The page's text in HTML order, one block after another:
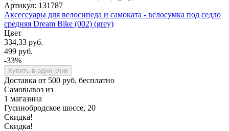
Артикул: 131787
Аксессуары для велосипеда и самоката - велосумка под седло
средняя Dream Bike (002) (grey)
Цвет
334,33 руб.
499 руб.
-33%
Купить в один клик
Доставка от 500 руб. бесплатно
Самовывоз из
1 магазина
Гусинобродское шоссе, 20
Скидка!
Скидка!